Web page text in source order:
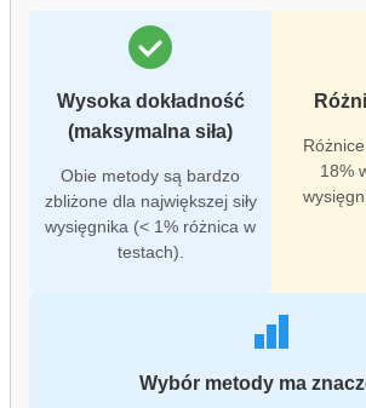
Wysoka dokładność
(maksymalna siła)
Obie metody są bardzo
zbliżone dla największej siły
wysięgnika (< 1% różnica w
testach).
18%
Wybór metody ma